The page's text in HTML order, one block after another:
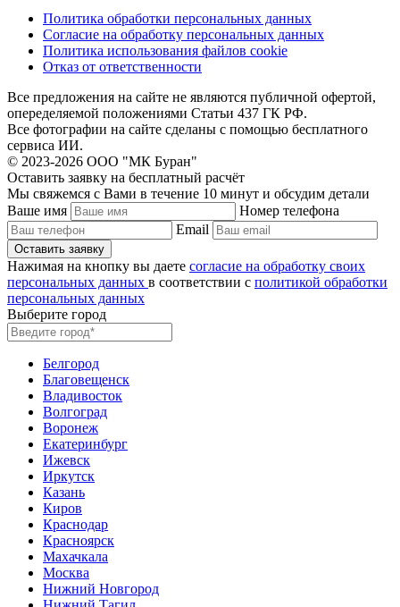
Политика обработки персональных данных
Согласие на обработку персональных данных
Политика использования файлов cookie
Отказ от ответственности
Все предложения на сайте не являются публичной офертой,
опеределяемой положениями Статьи 437 ГК РФ.
Все фотографии на сайте сделаны с помощью бесплатного
сервиса ИИ.
© 2023-2026 ООО "МК Буран"
Оставить заявку на бесплатный расчёт
Мы свяжемся с Вами в течение 10 минут и обсудим детали
Ваше имя
Номер телефона
Email
Нажимая на кнопку вы даете согласие на обработку своих
персональных данных в соответствии с политикой обработки
персональных данных
Выберите город
Белгород
Благовещенск
Владивосток
Волгоград
Воронеж
Екатеринбург
Ижевск
Иркутск
Казань
Киров
Краснодар
Красноярск
Махачкала
Москва
Нижний Новгород